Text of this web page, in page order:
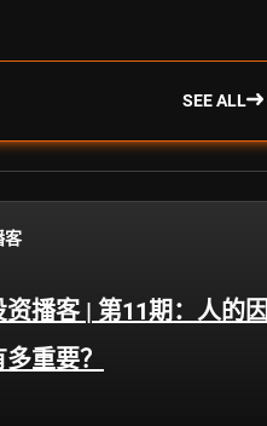
SEE ALL
客
播客 | 第11期：人的因
重要？